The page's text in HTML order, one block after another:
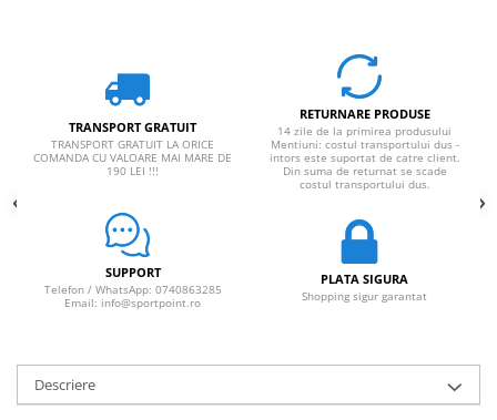
TRANSPORT GRATUIT
TRANSPORT GRATUIT LA ORICE
COMANDA CU VALOARE MAI MARE DE
190 LEI !!!
RETURNARE PRODUSE
14 zile de la primirea produsului
Mentiuni: costul transportului dus -
intors este suportat de catre client.
Din suma de returnat se scade
costul transportului dus.
SUPPORT
Telefon / WhatsApp: 0740863285
Email: info@sportpoint.ro
PLATA SIGURA
Shopping sigur garantat
Descriere